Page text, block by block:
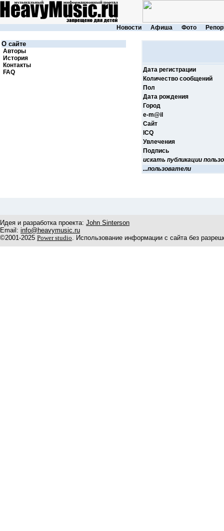
Новости Афиша Фото
О сайте
Авторы
История
Контакты
FAQ
Дата регистрации
Количество сообщений
Пол
Дата рождения
Город
e-m@il
Cайт
ICQ
Увлечения
Подпись
искать публикации
...пользователи
Идея и разработка проекта: John Sinterson
Email: info@heavymusic.ru
©2001-2025 Power studio. Использование информации с сайта без